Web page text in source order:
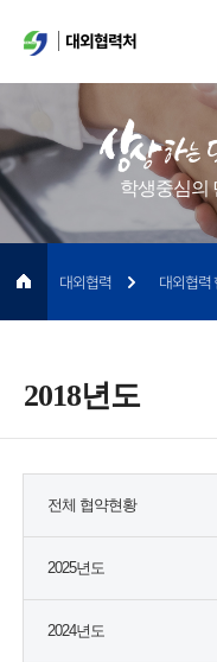
대외협력처
학생중심의
2018년도
대외협력 대외협력
전체 협약현황
2025년도
2024년도